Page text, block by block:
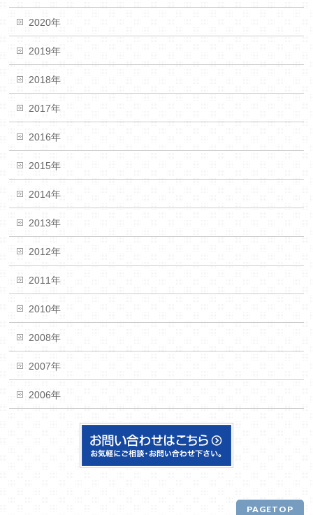
2020年
2019年
2018年
2017年
2016年
2015年
2014年
2013年
2012年
2011年
2010年
2008年
2007年
2006年
PAGETOP